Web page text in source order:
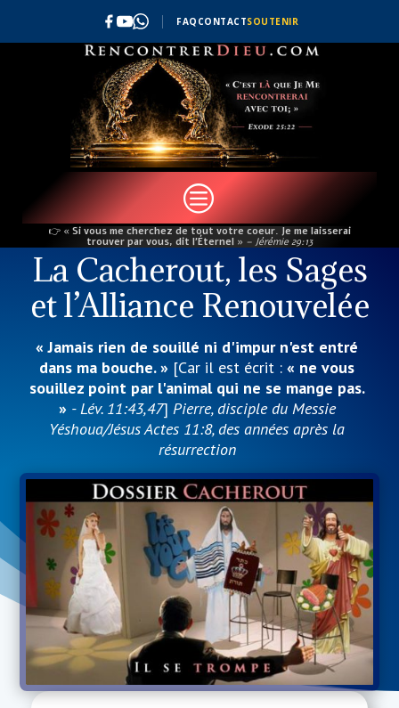
FAQ CONTACTSOUTENIR
c
👉 « Si vous me cherchez de tout votre coeur. Je me laisserai
trouver par vous, dit l’Éternel » – Jérémie 29:13
La Cacherout, les Sages
et l’Alliance Renouvelée
« Jamais rien de souillé ni d'impur n'est entré
dans ma bouche. » [Car il est écrit : « ne vous
souillez point par l'animal qui ne se mange pas.
» - Lév. 11:43,47] Pierre, disciple du Messie
Yéshoua/Jésus Actes 11:8, des années après la
résurrection